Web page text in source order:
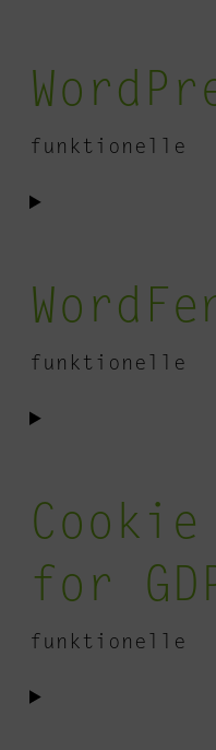
funktionelle
Consent
wordpress
funktionelle
Consent
wordfence
for
funktionelle
Consent